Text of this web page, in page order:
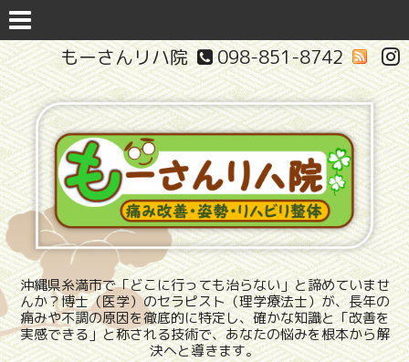
098-851-8742
もーさんリハ院
沖縄県糸満市で「どこに行っても治らない」と諦めていませ
んか？博士（医学）のセラピスト（理学療法士）が、長年の
痛みや不調の原因を徹底的に特定し、確かな知識と「改善を
実感できる」と称される技術で、あなたの悩みを根本から解
決へと導きます。